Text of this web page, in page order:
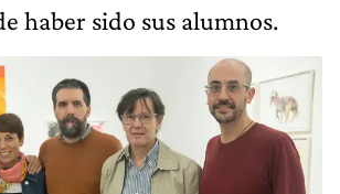
haber sido sus alumnos.